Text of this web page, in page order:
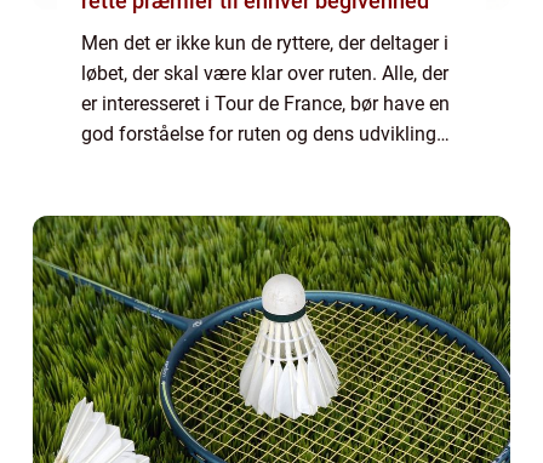
Men det er ikke kun de ryttere, der deltager i
løbet, der skal være klar over ruten. Alle, der
er interesseret i Tour de France, bør have en
god forståelse for ruten og dens udvikling